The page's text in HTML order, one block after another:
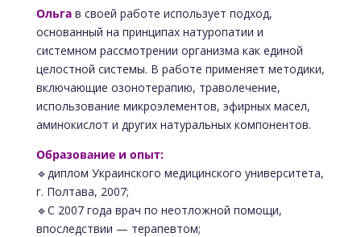
Ольга в своей работе использует подход,
основанный на принципах натуропатии и
системном рассмотрении организма как единой
целостной системы. В работе применяет методики,
включающие озонотерапию, траволечение,
использование микроэлементов, эфирных масел,
аминокислот и других натуральных компонентов.
Образование и опыт:
🔹диплом Украинского медицинского университета,
г. Полтава, 2007;
🔹С 2007 года врач по неотложной помощи,
впоследствии — терапевтом;